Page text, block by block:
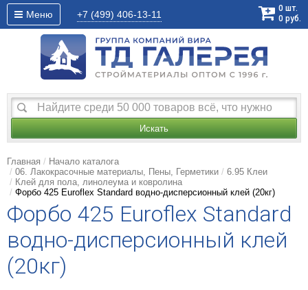
Меню +7 (499) 406-13-11
0 шт.
0 руб.
Искать
Главная
Начало каталога
06. Лакокрасочные материалы, Пены, Герметики
6.95 Клеи
Клей для пола, линолеума и ковролина
Форбо 425 Euroflex Standard водно-дисперсионный клей (20кг)
Форбо 425 Euroflex Standard
водно-дисперсионный клей
(20кг)